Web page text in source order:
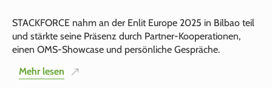
STACKFORCE nahm an der Enlit Europe 2025 in Bilbao teil
und stärkte seine Präsenz durch Partner‑Kooperationen,
einen OMS‑Showcase und persönliche Gespräche.
Mehr lesen